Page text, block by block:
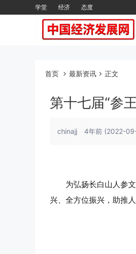
学堂 经济 态度
首页 最新资讯 正文
第十七届“参
chinajj 4年前 (2022-
为弘扬长白山人参
兴、全方位振兴，助推